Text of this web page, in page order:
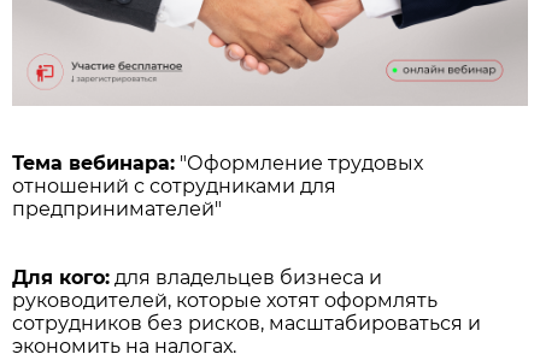
Тема вебинара: "Оформление трудовых
отношений с сотрудниками для
предпринимателей"
Для кого: для владельцев бизнеса и
руководителей, которые хотят оформлять
сотрудников без рисков, масштабироваться и
экономить на налогах.